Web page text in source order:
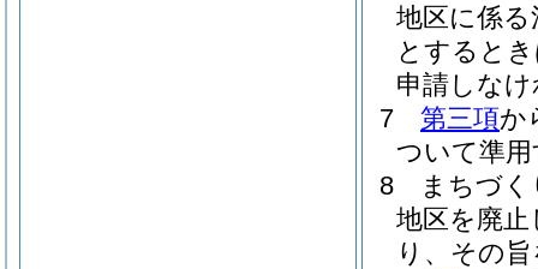
地区に係
とすると
申請しな
7
第三項か
ついて準
8
まちづ
地区を廃
り、その